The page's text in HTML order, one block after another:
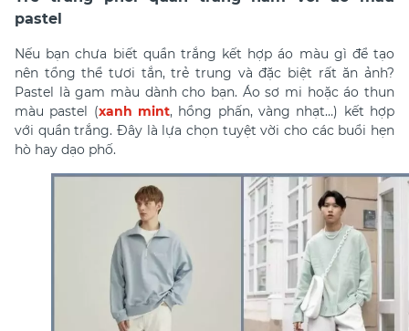
pastel
Nếu bạn chưa biết quần trắng kết hợp áo màu gì để tạo
nên tổng thể tươi tắn, trẻ trung và đặc biệt rất ăn ảnh?
Pastel là gam màu dành cho bạn. Áo sơ mi hoặc áo thun
màu pastel (xanh mint, hồng phấn, vàng nhạt…) kết hợp
với quần trắng. Đây là lựa chọn tuyệt vời cho các buổi hẹn
hò hay dạo phố.